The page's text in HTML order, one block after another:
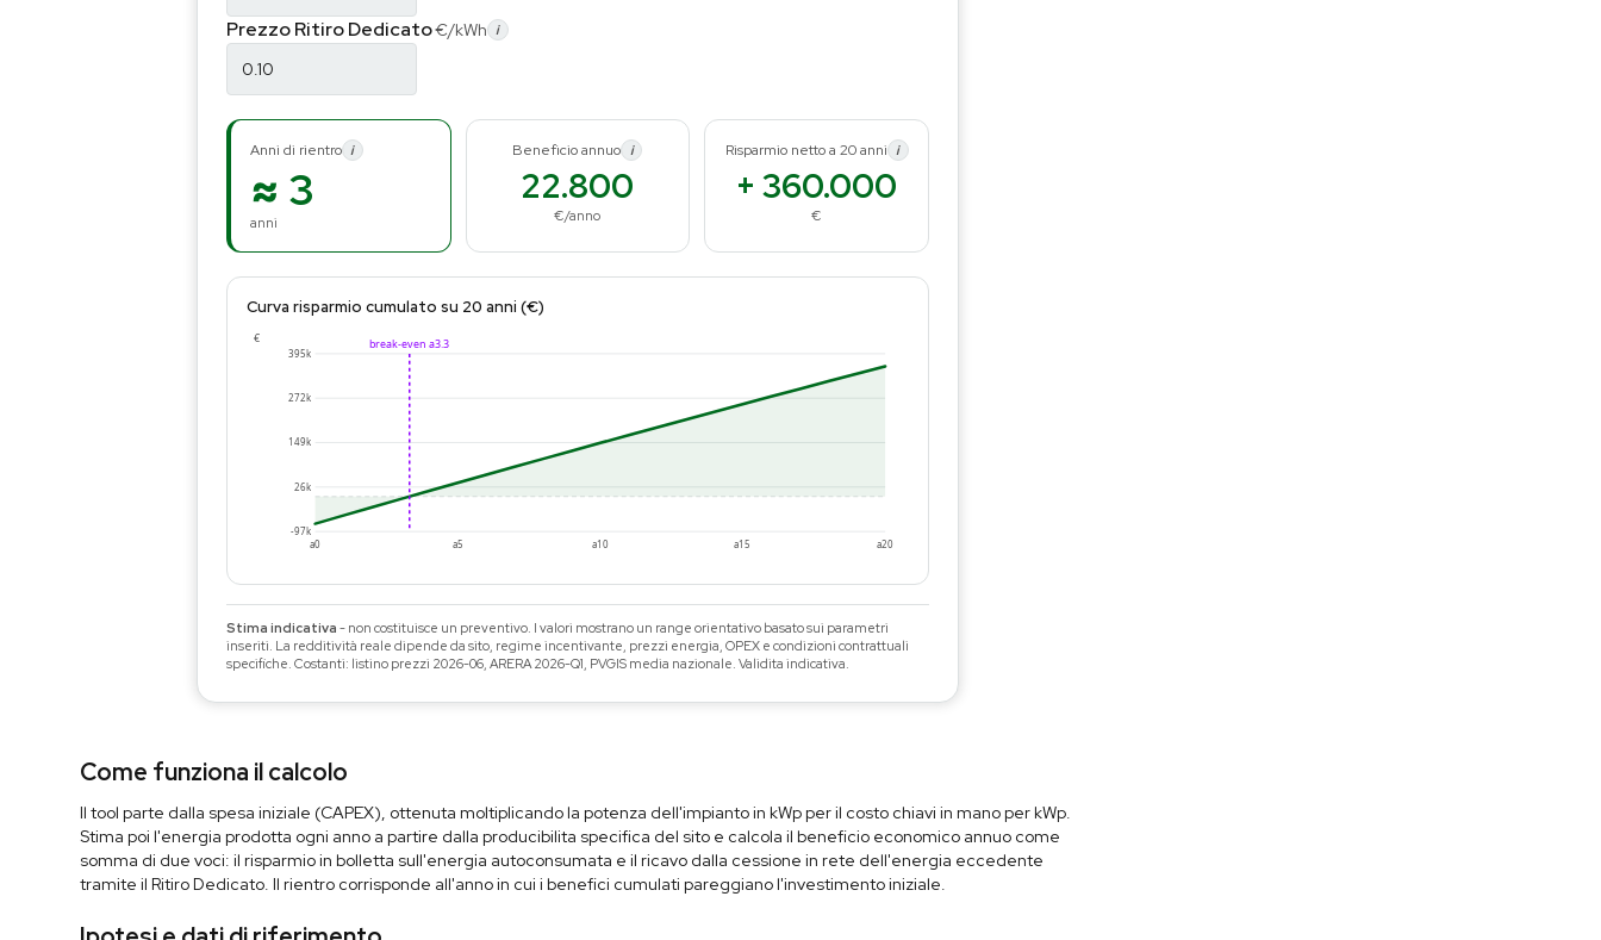
Prezzo Ritiro Dedicato€/kWh i
Anni di rientro i
≈ 3
anni
Beneficio annuo i
22.800
€/anno
Risparmio netto a 20 anni i
+ 360.000
€
Curva risparmio cumulato su 20 anni (€)
€ break-even a3.3
a0 a5 a10 a15 a20
-97k
26k
149k
272k
395k
Stima indicativa - non costituisce un preventivo. I valori mostrano un range orientativo basato sui parametri
inseriti. La redditività reale dipende da sito, regime incentivante, prezzi energia, OPEX e condizioni contrattuali
specifiche. Costanti: listino prezzi 2026-06, ARERA 2026-Q1, PVGIS media nazionale. Validita indicativa.
Come funziona il calcolo
Il tool parte dalla spesa iniziale (CAPEX), ottenuta moltiplicando la potenza dell'impianto in kWp per il costo chiavi in mano per kWp.
Stima poi l'energia prodotta ogni anno a partire dalla producibilita specifica del sito e calcola il beneficio economico annuo come
somma di due voci: il risparmio in bolletta sull'energia autoconsumata e il ricavo dalla cessione in rete dell'energia eccedente
tramite il Ritiro Dedicato. Il rientro corrisponde all'anno in cui i benefici cumulati pareggiano l'investimento iniziale.